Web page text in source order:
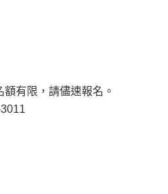
額有限，請儘速報名。